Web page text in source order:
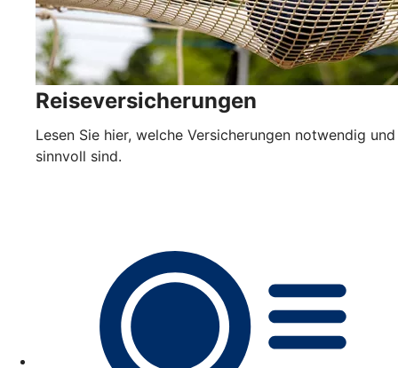
Reiseversicherungen
Lesen Sie hier, welche Versicherungen notwendig und
sinnvoll sind.